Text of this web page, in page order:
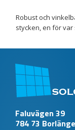
Robust och
stycken, en för
Faluvägen 39
784 73 Borlänge